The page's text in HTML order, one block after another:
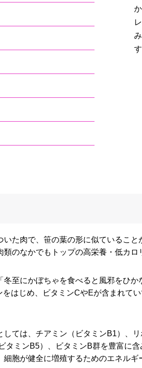
す
た肉で、笹の葉の形に似ていること
のなかでもトップの高栄養・低カロ
至にかぼちゃを食べると風邪をひか
はじめ、ビタミンCやEが含まれて
しては、チアミン（ビタミンB1）、
タミンB5）、ビタミンB群を豊富に
胞が健全に増殖するためのエネル